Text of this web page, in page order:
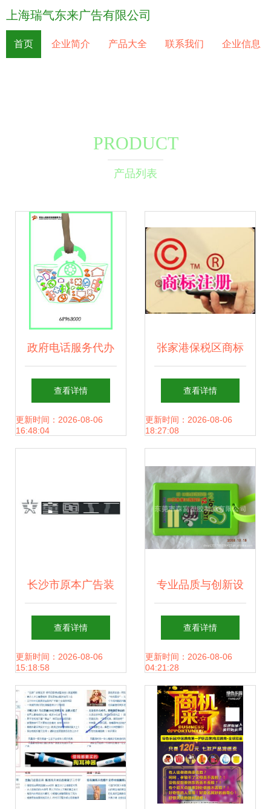
上海瑞气东来广告有限公司
首页 企业简介 产品大全 联系我们 企业信息
PRODUCT
产品列表
政府电话服务代办
让沟通更便捷
查看详情
更新时间：2026-08-06
16:48:04
张家港保税区商标
注册代理 秀利供应
的专业广告设计与
查看详情
更新时间：2026-08-06
18:27:08
长沙市原本广告装
饰设计 品牌标识与
商标信息查询详解
查看详情
更新时间：2026-08-06
15:18:58
专业品质与创新设
计的结合 东莞市森
富塑胶制品工厂直
销卡通行李牌与
PVC塑胶行李牌，
诚邀义乌代理商免
费拿样
查看详情
更新时间：2026-08-06
04:21:28